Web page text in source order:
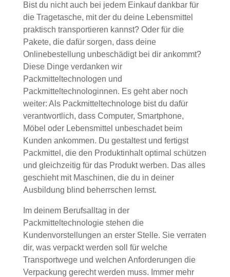
Bist du nicht auch bei jedem Einkauf dankbar für
die Tragetasche, mit der du deine Lebensmittel
praktisch transportieren kannst? Oder für die
Pakete, die dafür sorgen, dass deine
Onlinebestellung unbeschädigt bei dir ankommt?
Diese Dinge verdanken wir
Packmitteltechnologen und
Packmitteltechnologinnen. Es geht aber noch
weiter: Als Packmitteltechnologe bist du dafür
verantwortlich, dass Computer, Smartphone,
Möbel oder Lebensmittel unbeschadet beim
Kunden ankommen. Du gestaltest und fertigst
Packmittel, die den Produktinhalt optimal schützen
und gleichzeitig für das Produkt werben. Das alles
geschieht mit Maschinen, die du in deiner
Ausbildung blind beherrschen lernst.
Im deinem Berufsalltag in der
Packmitteltechnologie stehen die
Kundenvorstellungen an erster Stelle. Sie verraten
dir, was verpackt werden soll für welche
Transportwege und welchen Anforderungen die
Verpackung gerecht werden muss. Immer mehr